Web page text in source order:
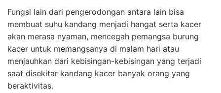
Fungsi lain dari pengerodongan antara lain bisa
membuat suhu kandang menjadi hangat serta kacer
akan merasa nyaman, mencegah pemangsa burung
kacer untuk memangsanya di malam hari atau
menjauhkan dari kebisingan-kebisingan yang terjadi
saat disekitar kandang kacer banyak orang yang
beraktivitas.